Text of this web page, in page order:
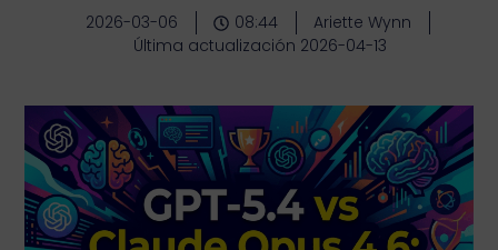
2026-03-06 08:44
Ariette Wynn
Última actualización 2026-04-13